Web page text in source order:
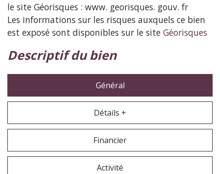
le site Géorisques : www. georisques. gouv. fr
Les informations sur les risques auxquels ce bien
est exposé sont disponibles sur le site Géorisques
descriptif du bien
Général
Détails +
Financier
Activité